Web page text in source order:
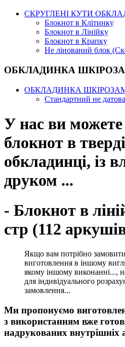
СКРУГЛЕНІ КУТИ
Блокнот в Клітинку
Блокнот в Лінійку
Блокнот в Крапку
Не лінований блок
ОБКЛАДИНКА
ОБКЛАДИНКА
Стандартний не
У нас ви
блокнот в
обкладинці, із
друком ...
- Блокнот в
стр (112
Якщо вам потрібно
виготовлення в іншому
якому іншому виконанні...,
для індивідуального
замовлення...
Ми пропонуємо
з використанням вже
надрукованих внутрішніх